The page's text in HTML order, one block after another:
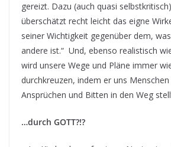
gereizt. Dazu (auch quasi
überschätzt recht leicht das eigne
seiner Wichtigkeit gegenüber dem,
andere ist.“ Und, ebenso realistisch
wird unsere Wege und Pläne immer
durchkreuzen, indem er uns
Ansprüchen und Bitten in den Weg
…durch GOTT?!?